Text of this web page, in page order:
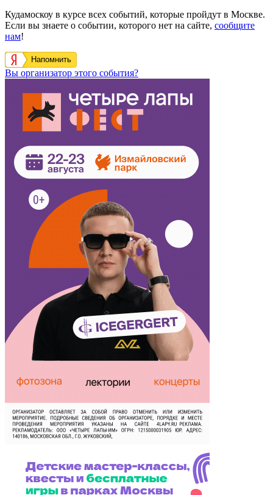
Кудамоскоу в курсе всех событий, которые пройдут в Москве.
Если вы знаете о событии, которого нет на сайте, сообщите
нам!
Напомнить
Вы организатор этого события?